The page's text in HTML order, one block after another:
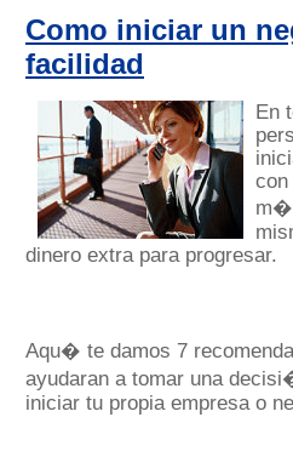
Como iniciar un
facilidad
En
con
dinero extra para progresar.
Aqu� te damos 7
ayudaran a tomar una
iniciar tu propia empresa o